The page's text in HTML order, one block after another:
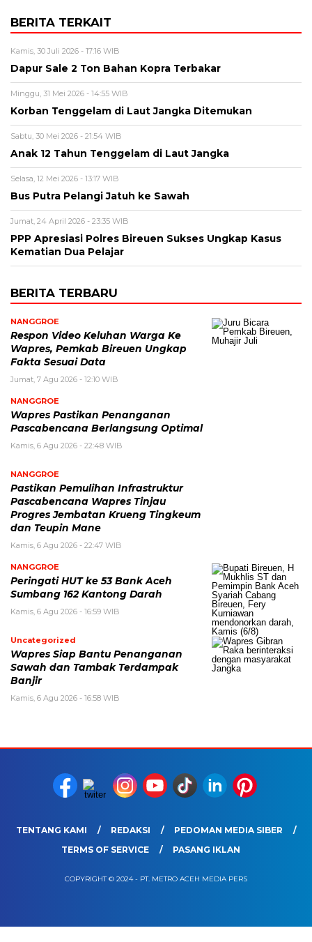
BERITA TERKAIT
Kamis, 30 Juli 2026 - 17:16 WIB
Dapur Sale 2 Ton Bahan Kopra Terbakar
Minggu, 31 Mei 2026 - 14:55 WIB
Korban Tenggelam di Laut Jangka Ditemukan
Sabtu, 30 Mei 2026 - 21:54 WIB
Anak 12 Tahun Tenggelam di Laut Jangka
Selasa, 12 Mei 2026 - 13:17 WIB
Bus Putra Pelangi Jatuh ke Sawah
Jumat, 24 April 2026 - 23:35 WIB
PPP Apresiasi Polres Bireuen Sukses Ungkap Kasus
Kematian Dua Pelajar
BERITA TERBARU
NANGGROE
Respon Video Keluhan Warga Ke
Wapres, Pemkab Bireuen Ungkap
Fakta Sesuai Data
Jumat, 7 Agu 2026 - 12:10 WIB
NANGGROE
Wapres Pastikan Penanganan
Pascabencana Berlangsung Optimal
Kamis, 6 Agu 2026 - 22:48 WIB
NANGGROE
Pastikan Pemulihan Infrastruktur
Pascabencana Wapres Tinjau
Progres Jembatan Krueng Tingkeum
dan Teupin Mane
Kamis, 6 Agu 2026 - 22:47 WIB
NANGGROE
Peringati HUT ke 53 Bank Aceh
Sumbang 162 Kantong Darah
Kamis, 6 Agu 2026 - 16:59 WIB
Uncategorized
Wapres Siap Bantu Penanganan
Sawah dan Tambak Terdampak
Banjir
Kamis, 6 Agu 2026 - 16:58 WIB
TENTANG KAMI REDAKSI
PEDOMAN MEDIA SIBER
TERMS OF SERVICE
PASANG IKLAN
COPYRIGHT © 2024 - PT. METRO ACEH MEDIA PERS